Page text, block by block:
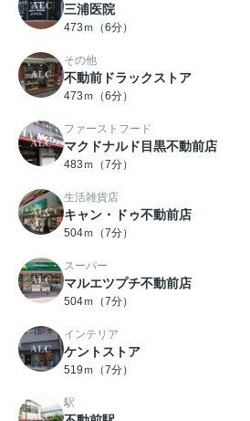
三浦医院
473ｍ（6分）
その他
不動前ドラックストア
473ｍ（6分）
ファーストフード
マクドナルド目黒不動前店
483ｍ（7分）
生活雑貨店
キャン・ドゥ不動前店
504ｍ（7分）
スーパー
マルエツプチ不動前店
504ｍ（7分）
インテリア
ケントストア
519ｍ（7分）
駅